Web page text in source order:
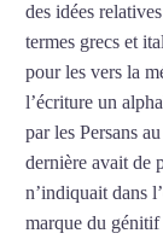
des idées
termes grecs et
pour les vers la
l’écriture un
par les Persans
dernière avait de
n’indiquait dans
marque du